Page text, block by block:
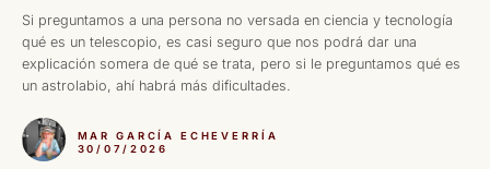
Si preguntamos a una persona no versada en ciencia y tecnología
qué es un telescopio, es casi seguro que nos podrá dar una
explicación somera de qué se trata, pero si le preguntamos qué es
un astrolabio, ahí habrá más dificultades.
MAR GARCÍA ECHEVERRÍA
30/07/2026